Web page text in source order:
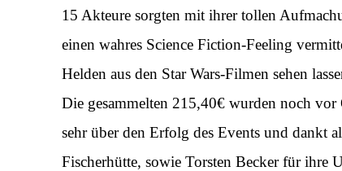
15 Akteure sorgten mit ihrer tollen
einen wahres Science Fiction-Feeling
Helden aus den Star Wars-Filmen sehen
Die gesammelten 215,40€ wurden noch
sehr über den Erfolg des Events und dankt
Fischerhütte, sowie Torsten Becker für ihre